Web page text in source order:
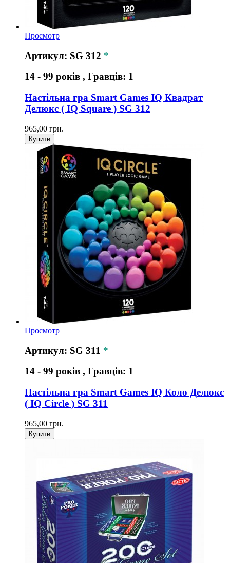
Просмотр
Артикул: SG 312 *
14 - 99 років , Гравців: 1
Настільна гра Smart Games IQ Квадрат
Делюкс ( IQ Square ) SG 312
965,00 грн.
Купити
Просмотр
Артикул: SG 311 *
14 - 99 років , Гравців: 1
Настільна гра Smart Games IQ Коло Делюкс
( IQ Circle ) SG 311
965,00 грн.
Купити